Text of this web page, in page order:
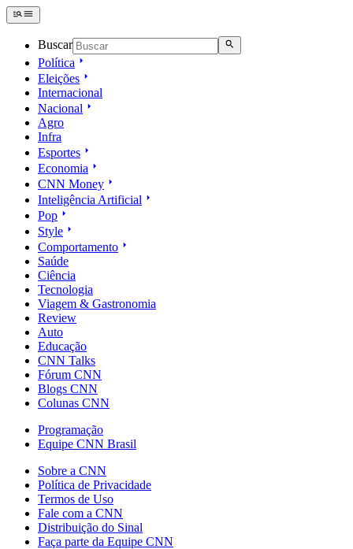
Buscar
Política
Eleições
Internacional
Nacional
Agro
Infra
Esportes
Economia
CNN Money
Inteligência Artificial
Pop
Style
Comportamento
Saúde
Ciência
Tecnologia
Viagem & Gastronomia
Review
Auto
Educação
CNN Talks
Fórum CNN
Blogs CNN
Colunas CNN
Programação
Equipe CNN Brasil
Sobre a CNN
Política de Privacidade
Termos de Uso
Fale com a CNN
Distribuição do Sinal
Faça parte da Equipe CNN